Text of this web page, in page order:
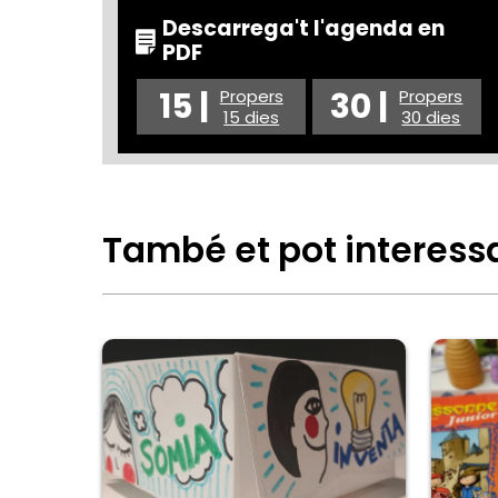
Descarrega't l'agenda en
PDF
15 | Propers
15 dies
30 | Propers
30 dies
També et pot